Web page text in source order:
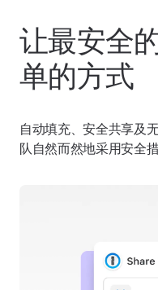
让最安全
单的方式
自动填充、安全共享及
队自然而然地采用安全